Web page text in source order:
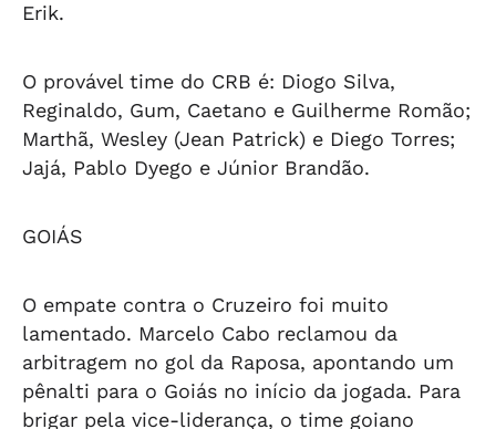
Erik.
O provável time do CRB é: Diogo Silva,
Reginaldo, Gum, Caetano e Guilherme Romão;
Marthã, Wesley (Jean Patrick) e Diego Torres;
Jajá, Pablo Dyego e Júnior Brandão.
GOIÁS
O empate contra o Cruzeiro foi muito
lamentado. Marcelo Cabo reclamou da
arbitragem no gol da Raposa, apontando um
pênalti para o Goiás no início da jogada. Para
brigar pela vice-liderança, o time goiano